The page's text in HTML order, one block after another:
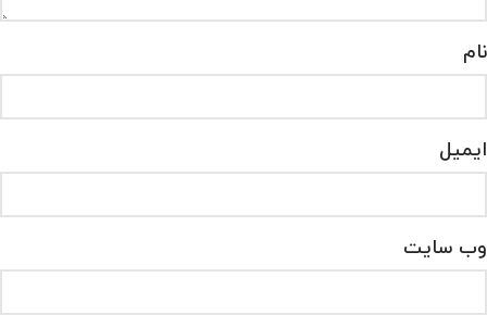
نام
ایمیل
وب‌ سایت